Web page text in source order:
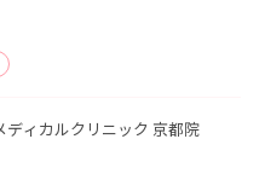
ディカルクリニック 京都院